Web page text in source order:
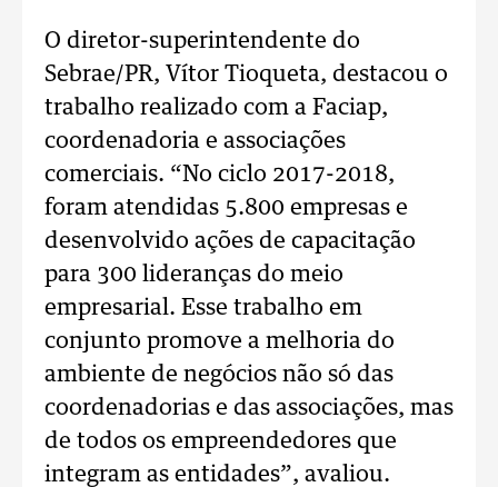
O diretor-superintendente do
Sebrae/PR, Vítor Tioqueta, destacou o
trabalho realizado com a Faciap,
coordenadoria e associações
comerciais. “No ciclo 2017-2018,
foram atendidas 5.800 empresas e
desenvolvido ações de capacitação
para 300 lideranças do meio
empresarial. Esse trabalho em
conjunto promove a melhoria do
ambiente de negócios não só das
coordenadorias e das associações, mas
de todos os empreendedores que
integram as entidades”, avaliou.